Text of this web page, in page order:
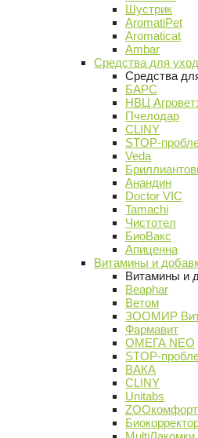
Шустрик
AromatiPet
Aromaticat
Ambar
Средства для
Средства
БАРС
НВЦ
Пчелодар
CLINY
STOP-
Veda
Анандин
Doctor VIC
Tamachi
Чистотел
БиоВакс
Апиценна
Витамины и
Витамины и
Beaphar
Ветом
ЗООМИР
Фармавит
ОМЕГА NEO
STOP-
ВАКА
CLINY
Unitabs
ZOOкомфорт